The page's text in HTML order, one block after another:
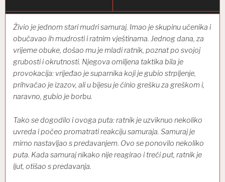
Živio je jednom stari mudri samuraj. Imao je skupinu učenika i
obučavao ih mudrosti i ratnim vještinama. Jednog dana, za
vrijeme obuke, došao mu je mladi ratnik, poznat po svojoj
grubosti i okrutnosti. Njegova omiljena taktika bila je
provokacija: vrijeđao je suparnika koji je gubio strpljenje,
prihvaćao je izazov, ali u bijesu je činio grešku za greškom i,
naravno, gubio je borbu.
Tako se dogodilo i ovoga puta: ratnik je uzviknuo nekoliko
uvreda i počeo promatrati reakciju samuraja. Samuraj je
mirno nastavljao s predavanjem. Ovo se ponovilo nekoliko
puta. Kada samuraj nikako nije reagirao i treći put, ratnik je
ljut, otišao s predavanja.